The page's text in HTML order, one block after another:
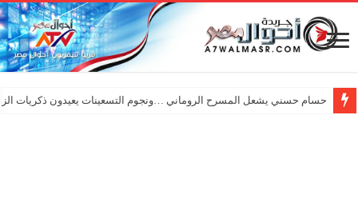
حسام حسني يشعل المسرح الروماني …ونجوم التسعينات يعيدون ذكريات